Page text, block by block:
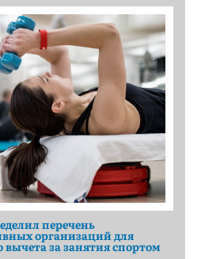
перечень
организаций для
вычета за занятия спортом